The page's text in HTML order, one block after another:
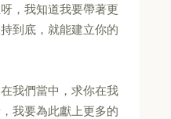
，我知道我要帶著更
到底，就能建立你的
我們當中，求你在我
我要為此獻上更多的